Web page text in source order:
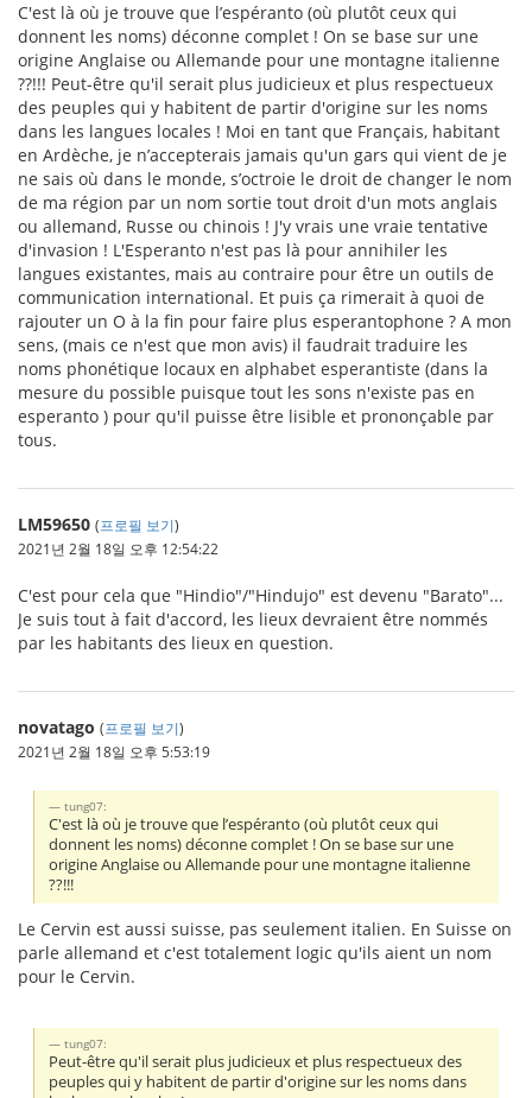
C'est là où je trouve que l’espéranto (où plutôt ceux qui
donnent les noms) déconne complet ! On se base sur une
origine Anglaise ou Allemande pour une montagne italienne
??!!! Peut-être qu'il serait plus judicieux et plus respectueux
des peuples qui y habitent de partir d'origine sur les noms
dans les langues locales ! Moi en tant que Français, habitant
en Ardèche, je n’accepterais jamais qu'un gars qui vient de je
ne sais où dans le monde, s’octroie le droit de changer le nom
de ma région par un nom sortie tout droit d'un mots anglais
ou allemand, Russe ou chinois ! J'y vrais une vraie tentative
d'invasion ! L'Esperanto n'est pas là pour annihiler les
langues existantes, mais au contraire pour être un outils de
communication international. Et puis ça rimerait à quoi de
rajouter un O à la fin pour faire plus esperantophone ? A mon
sens, (mais ce n'est que mon avis) il faudrait traduire les
noms phonétique locaux en alphabet esperantiste (dans la
mesure du possible puisque tout les sons n'existe pas en
esperanto ) pour qu'il puisse être lisible et prononçable par
tous.
LM59650 (프로필 보기)
2021년 2월 18일 오후 12:54:22
C'est pour cela que "Hindio"/"Hindujo" est devenu "Barato"...
Je suis tout à fait d'accord, les lieux devraient être nommés
par les habitants des lieux en question.
novatago (프로필 보기)
2021년 2월 18일 오후 5:53:19
tung07:
C'est là où je trouve que l’espéranto (où plutôt ceux qui
donnent les noms) déconne complet ! On se base sur une
origine Anglaise ou Allemande pour une montagne italienne
??!!!
Le Cervin est aussi suisse, pas seulement italien. En Suisse on
parle allemand et c'est totalement logic qu'ils aient un nom
pour le Cervin.
tung07:
Peut-être qu'il serait plus judicieux et plus respectueux des
peuples qui y habitent de partir d'origine sur les noms dans